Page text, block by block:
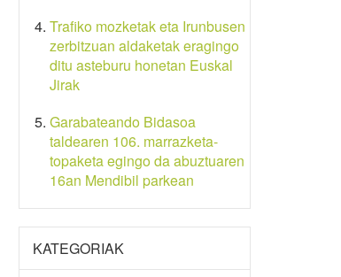
Trafiko mozketak eta Irunbusen
zerbitzuan aldaketak eragingo
ditu asteburu honetan Euskal
Jirak
Garabateando Bidasoa
taldearen 106. marrazketa-
topaketa egingo da abuztuaren
16an Mendibil parkean
KATEGORIAK